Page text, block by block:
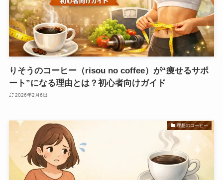
りそうのコーヒー（risou no coffee）が“痩せるサポ
ート”になる理由とは？初心者向けガイド
2026年2月6日
理想のコーヒー